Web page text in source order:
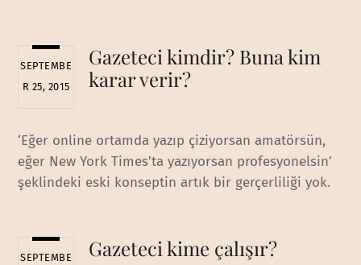
SEPTEMBE
R 25, 2015
Gazeteci kimdir? Buna kim
karar verir?
‘Eğer online ortamda yazıp çiziyorsan amatörsün,
eğer New York Times’ta yazıyorsan profesyonelsin’
şeklindeki eski konseptin artık bir gerçerliliği yok.
SEPTEMBE
Gazeteci kime çalışır?